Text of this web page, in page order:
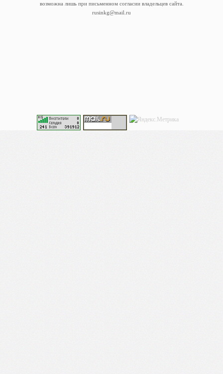
возможна лишь при письменном согласии владельцев сайта.
rusinkg@mail.ru